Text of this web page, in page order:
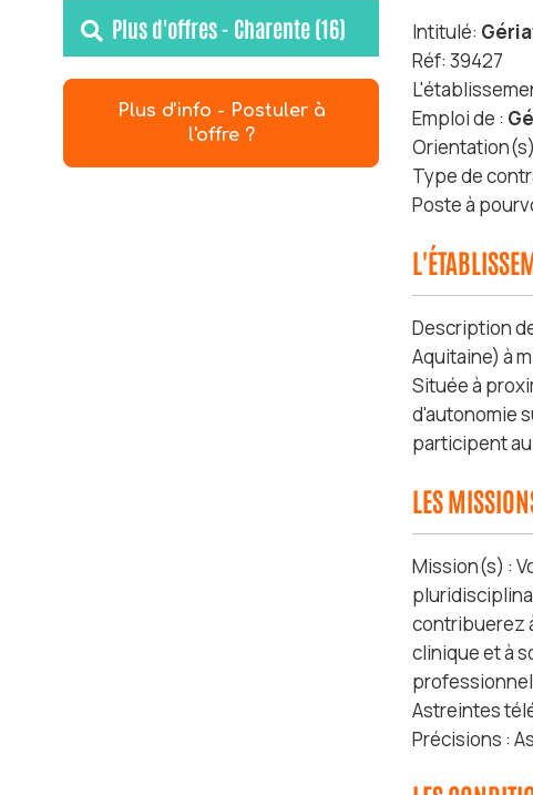
Plus d'offres - Charente (16)
Plus d'info - Postuler à
l'offre ?
Intitulé:
Réf: 39427
Emploi de :
Type de
Poste à
Description
Aquitaine) à
Située à
d'autonomie
participent
LES
Mission(s) :
contribuerez
clinique et à
Astreintes
Précisions :